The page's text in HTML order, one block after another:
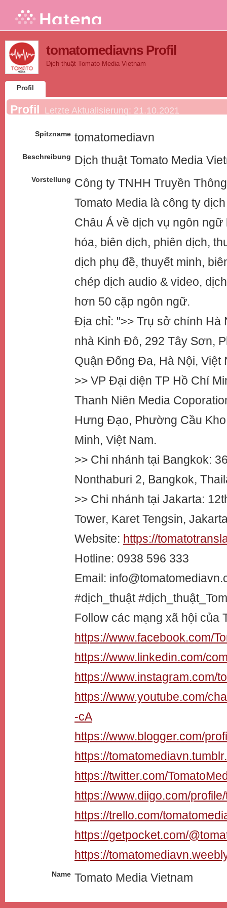
tomatomediavns Profil
Dịch thuật Tomato Media Vietnam
Profil
Profil Letzte Aktualisierung: 21.10.2021
Spitzname tomatomediavn
Beschreibung Dịch thuật Tomato Media
Vorstellung Công ty TNHH Truyền
Tomato Media là công ty
Châu Á về dịch vụ ngôn ngữ
hóa, biên dịch, phiên dịch,
dịch phụ đề, thuyết minh,
chép dịch audio & video,
hơn 50 cặp ngôn ngữ.
Địa chỉ: ">> Trụ sở chính Hà
nhà Kinh Đô, 292 Tây Sơn,
Quận Đống Đa, Hà Nội, Việt
>> VP Đại diện TP Hồ Chí
Thanh Niên Media
Hưng Đạo, Phường Cầu
Minh, Việt Nam.
>> Chi nhánh tại Bangkok:
Nonthaburi 2, Bangkok,
>> Chi nhánh tại Jakarta:
Tower, Karet Tengsin,
Website: https://
Hotline: 0938 596 333
Email:
#dịch_thuật
Follow các mạng xã hội của
https://www.facebook.com/
https://www.linkedin.com/
https://www.instagram.com/
https://www.youtube.com/
-cA
https://www.blogger.com/
https://
https://twitter.com/
https://www.diigo.com/
https://trello.com/
https://getpocket.com/
https://
Name Tomato Media Vietnam